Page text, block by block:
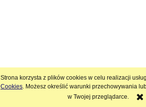
Strona korzysta z plików cookies w celu realizacji
Cookies. Możesz określić warunki przechowywania
w Twojej przeglądarce.